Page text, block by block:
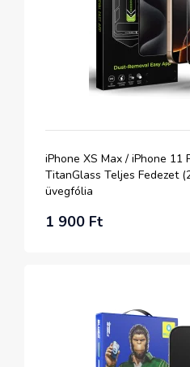
iPhone XS Max / iPhone 11
TitanGlass Teljes Fedezet
üvegfólia
1 900 Ft